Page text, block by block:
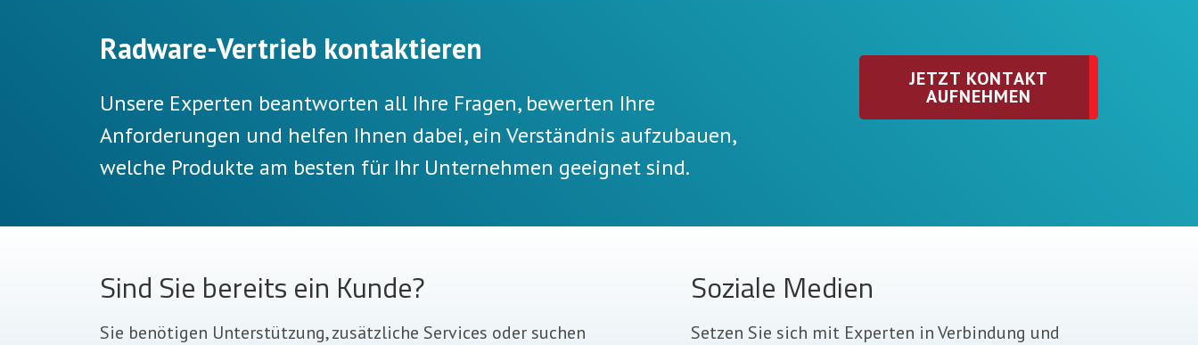
Radware-Vertrieb kontaktieren
Unsere Experten beantworten all Ihre Fragen, bewerten Ihre
Anforderungen und helfen Ihnen dabei, ein Verständnis aufzubauen,
welche Produkte am besten für Ihr Unternehmen geeignet sind.
JETZT KONTAKT
AUFNEHMEN
Sind Sie bereits ein Kunde?
Sie benötigen Unterstützung, zusätzliche Services oder suchen
Soziale Medien
Setzen Sie sich mit Experten in Verbindung und